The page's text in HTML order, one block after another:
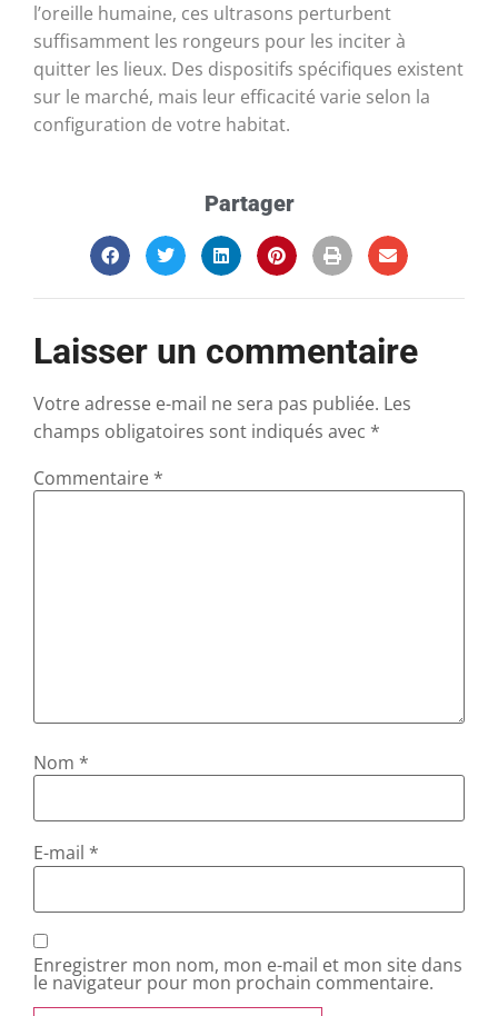
l’oreille humaine, ces ultrasons perturbent
suffisamment les rongeurs pour les inciter à
quitter les lieux. Des dispositifs spécifiques existent
sur le marché, mais leur efficacité varie selon la
configuration de votre habitat.
Partager
Laisser un commentaire
Votre adresse e-mail ne sera pas publiée. Les
champs obligatoires sont indiqués avec *
Commentaire *
Nom *
E-mail *
Enregistrer mon nom, mon e-mail et mon site dans
le navigateur pour mon prochain commentaire.